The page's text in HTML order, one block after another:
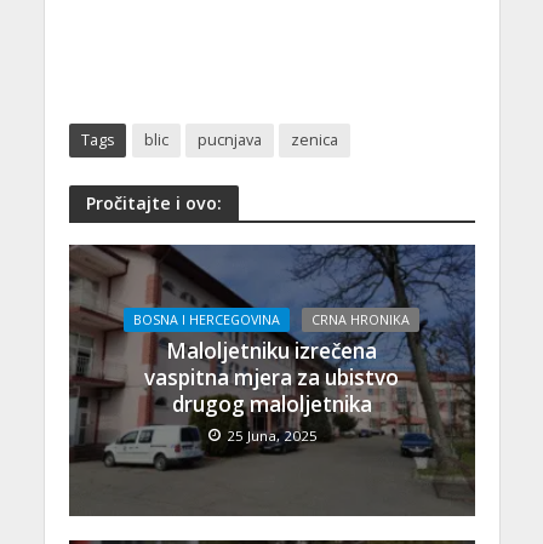
Tags blic pucnjava zenica
Pročitajte i ovo:
BOSNA I HERCEGOVINA CRNA HRONIKA
Maloljetniku izrečena
vaspitna mjera za ubistvo
drugog maloljetnika
25 Juna, 2025